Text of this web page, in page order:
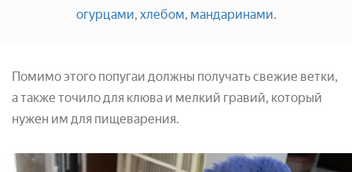
огурцами, хлебом, мандаринами.
Помимо этого попугаи должны получать свежие ветки,
а также точило для клюва и мелкий гравий, который
нужен им для пищеварения.